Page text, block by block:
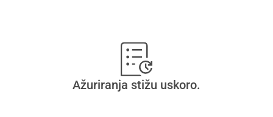
Ažuriranja stižu uskoro.